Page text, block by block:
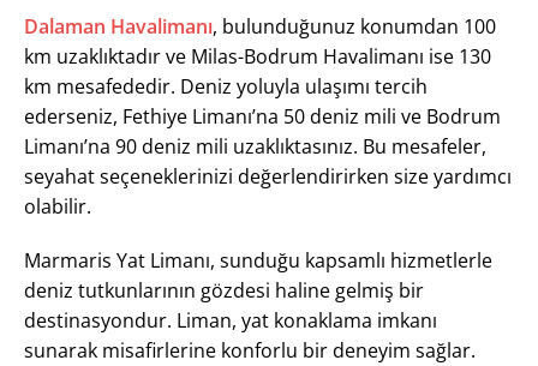
Dalaman Havalimanı, bulunduğunuz konumdan 100
km uzaklıktadır ve Milas-Bodrum Havalimanı ise 130
km mesafededir. Deniz yoluyla ulaşımı tercih
ederseniz, Fethiye Limanı’na 50 deniz mili ve Bodrum
Limanı’na 90 deniz mili uzaklıktasınız. Bu mesafeler,
seyahat seçeneklerinizi değerlendirirken size yardımcı
olabilir.
Marmaris Yat Limanı, sunduğu kapsamlı hizmetlerle
deniz tutkunlarının gözdesi haline gelmiş bir
destinasyondur. Liman, yat konaklama imkanı
sunarak misafirlerine konforlu bir deneyim sağlar.